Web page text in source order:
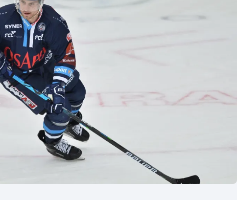
Parasport
Plavání
Plážový volejbal
Ostatní